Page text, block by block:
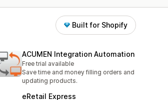
Built for Shopify
ACUMEN Integration Automation
Free trial available
Save time and money filling orders and
updating products.
eRetail Express